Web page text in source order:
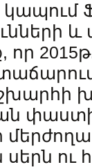
որ
ու